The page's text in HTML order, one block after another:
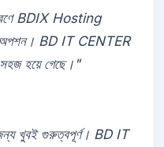
কারণে BDIX Hosting
অপশন। BD IT CENTER
সহজ হয়ে গেছে।"
খুবই গুরুত্বপূর্ণ। BD IT